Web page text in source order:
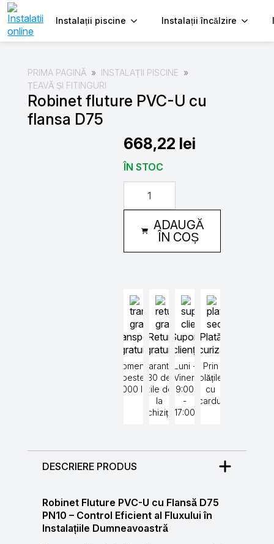
Instalații piscine Instalații încălzire
PRIMA PAGINĂ
INSTALAȚII PISCINE
ȚEAVĂ ȘI FITINGURI
Robinet fluture PVC-U cu
flansa D75
668,22 lei
ÎN STOC
Cantitate
Robinet
D75
ADAUGĂ
ÎN COȘ
Transport
gratuit
Comenzi
peste
5000 lei
Retur
gratuit
Garantat
30 de
zile de
la
achiziție
Suport
clienți
Luni -
Vineri
9:00
-
17:00
Plată
securizată
Prin
plățile
cu
cardul
DESCRIERE PRODUS
Robinet Fluture PVC-U cu Flansă D75
PN10 – Control Eficient al Fluxului în
Instalațiile Dumneavoastră